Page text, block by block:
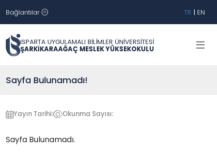
Bağlantılar TR | EN
ISPARTA UYGULAMALI BİLİMLER ÜNİVERSİTESİ
ŞARKİKARAAĞAÇ MESLEK YÜKSEKOKULU
Sayfa Bulunamadı!
Yayın Tarihi: Okunma Sayısı:
Sayfa Bulunamadı.